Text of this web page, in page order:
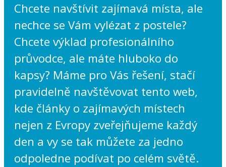
Chcete navštívit zajímavá místa, ale
nechce se Vám vylézat z postele?
Chcete výklad profesionálního
průvodce, ale máte hluboko do
kapsy? Máme pro Vás řešení, stačí
pravidelně navštěvovat tento web,
kde články o zajímavých místech
nejen z Evropy zveřejňujeme každý
den a vy se tak můžete za jedno
odpoledne podívat po celém světě.